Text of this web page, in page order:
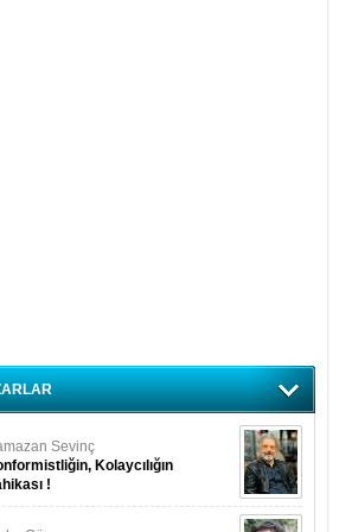
Sevinç
Kolaycılığın
!